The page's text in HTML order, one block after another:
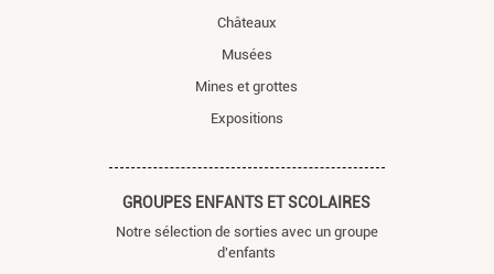
Châteaux
Musées
Mines et grottes
Expositions
GROUPES ENFANTS ET SCOLAIRES
Notre sélection de sorties avec un groupe
d'enfants